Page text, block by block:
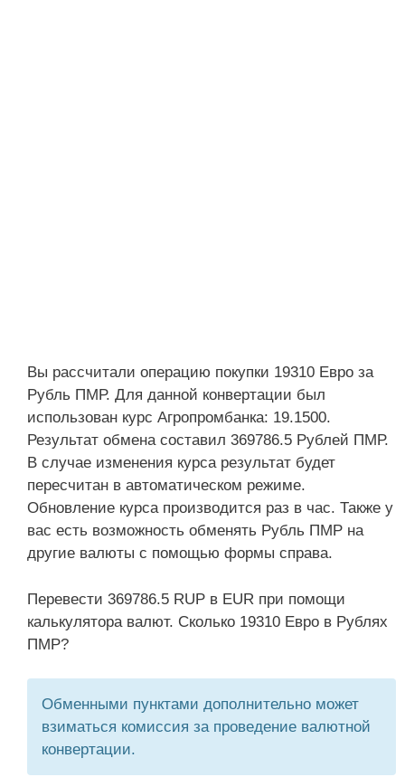
Вы рассчитали операцию покупки 19310 Евро за
Рубль ПМР. Для данной конвертации был
использован курс Агропромбанка: 19.1500.
Результат обмена составил 369786.5 Рублей ПМР.
В случае изменения курса результат будет
пересчитан в автоматическом режиме.
Обновление курса производится раз в час. Также у
вас есть возможность обменять Рубль ПМР на
другие валюты с помощью формы справа.
Перевести 369786.5 RUP в EUR при помощи
калькулятора валют. Сколько 19310 Евро в Рублях
ПМР?
Обменными пунктами дополнительно может
взиматься комиссия за проведение валютной
конвертации.